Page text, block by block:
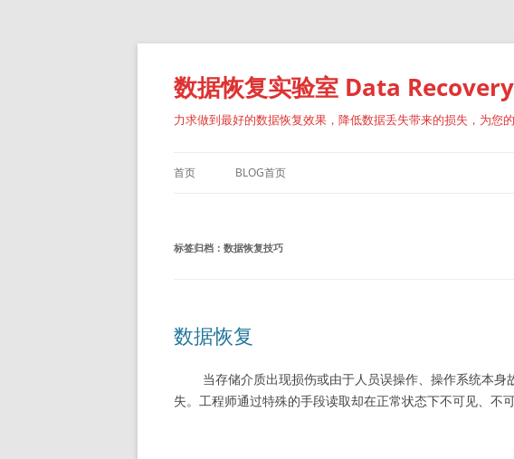
跳
正
文
数据恢复实验室 Data
力求做到最好的数据恢复效果，降低数据丢失带来的损失，为您的
首页 BLOG首页
标签归档： 数据恢复技巧
数据恢复
当存储介质出现损伤或由于人员误操作、操作系统本身
失。工程师通过特殊的手段读取却在正常状态下不可见、不